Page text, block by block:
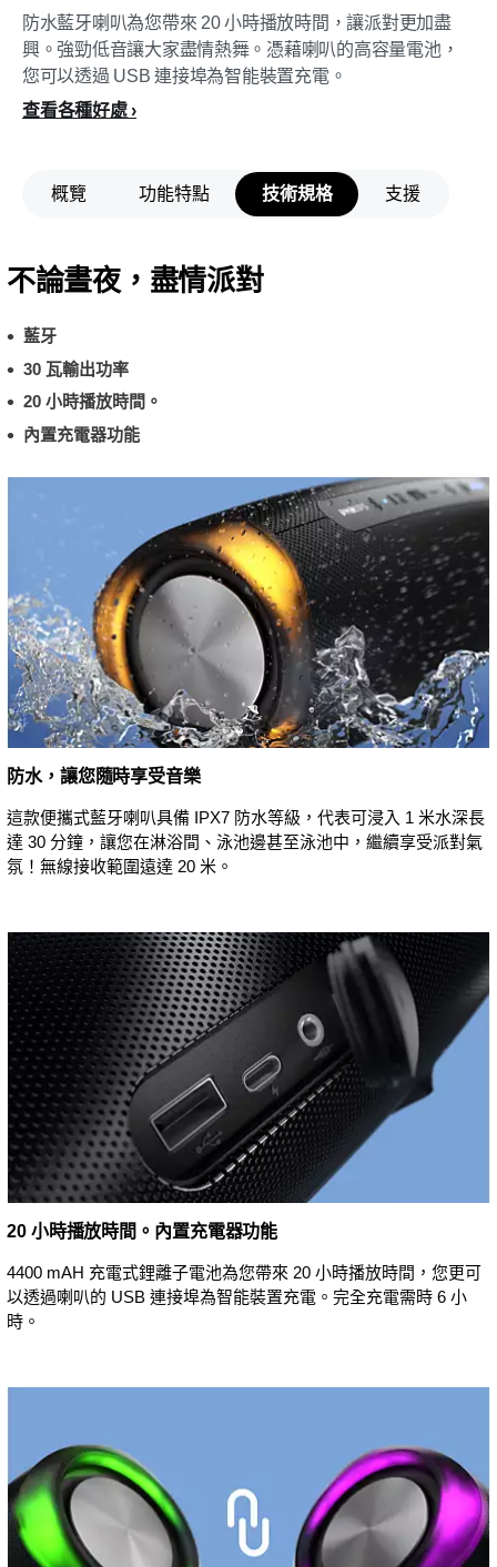
防水藍牙喇叭為您帶來 20 小時播放時間，讓派對更加盡
興。強勁低音讓大家盡情熱舞。憑藉喇叭的高容量電池，
您可以透過 USB 連接埠為智能裝置充電。
查看各種好處
概覽 功能特點 技術規格 支援
不論晝夜，盡情派對
藍牙
30 瓦輸出功率
20 小時播放時間。
內置充電器功能
防水，讓您隨時享受音樂
這款便攜式藍牙喇叭具備 IPX7 防水等級，代表可浸入 1 米水深長
達 30 分鐘，讓您在淋浴間、泳池邊甚至泳池中，繼續享受派對氣
氛！無線接收範圍遠達 20 米。
20 小時播放時間。內置充電器功能
4400 mAH 充電式鋰離子電池為您帶來 20 小時播放時間，您更可
以透過喇叭的 USB 連接埠為智能裝置充電。完全充電需時 6 小
時。